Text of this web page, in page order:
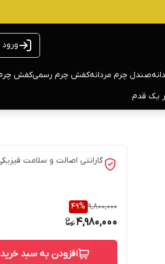
صندل چرم مردانهکفش چرم رسمیکفش
یک قدم
گارانتی اصالت و سلامت فیزیکی
9,800,000
49%
4,980,000
افزودن به سبد خرید